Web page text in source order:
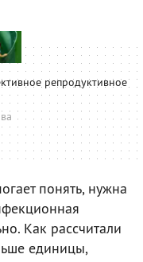
репродуктивное
понять, нужна
Как рассчитали
единицы,